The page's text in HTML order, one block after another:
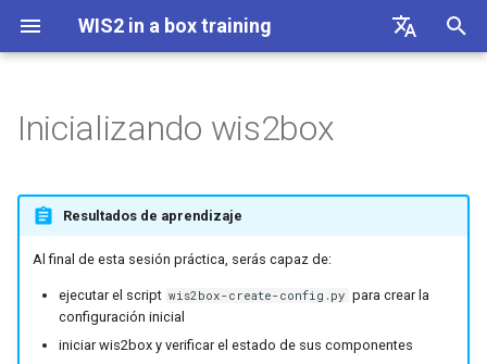
WIS2 in a box training
中文
Русский
Linux cheatsheet
Docker cheatsheet
WIS2 in a box cheatsheet
Preparación
Creando la configuración
inicial
data
Plantilla AWS
Plantilla DAYCLI
Plantilla CLIMAT
Inicializando wis2box
Resultados de aprendizaje
Al final de esta sesión práctica, serás capaz de:
ejecutar el script wis2box-create-config.py para crear la
configuración inicial
iniciar wis2box y verificar el estado de sus componentes